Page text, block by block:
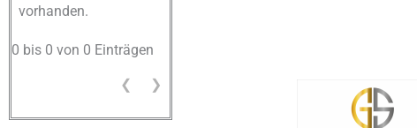
vorhanden.
0 bis 0 von 0 Einträgen
❮ ❯